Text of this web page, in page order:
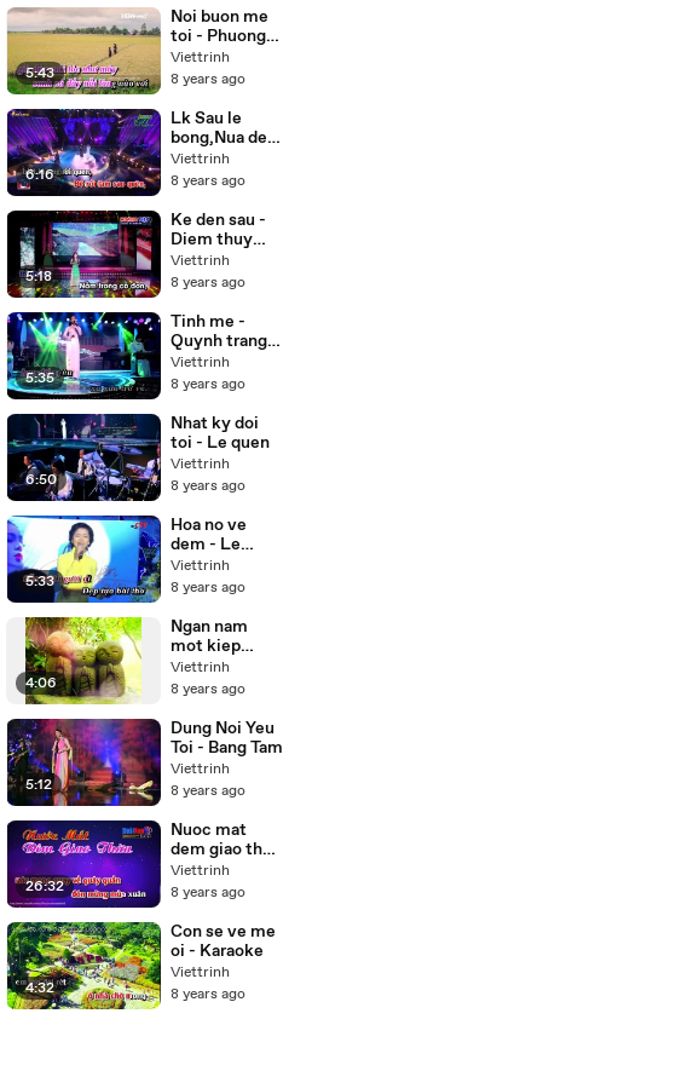
tiếng 55 tập
trọn bộ
5:43
Noi buon me
toi - Phuong
my chi,Thuy
duong Beat
Viettrinh
8 years ago
6:16
Lk Sau le
bong,Nua dem
ngoai pho -
Cong
nhan Karaoke
Viettrinh
8 years ago
5:18
Ke den sau -
Diem thuy
Karaoke
Viettrinh
8 years ago
5:35
Tinh me -
Quynh trang (
Karaoke Beat
)
Viettrinh
8 years ago
6:50
Nhat ky doi
toi - Le quen
Viettrinh
8 years ago
5:33
Hoa no ve
dem - Le
quyen
Karaoke
Viettrinh
8 years ago
4:06
Ngan nam
mot kiep
nguoi
Viettrinh
8 years ago
5:12
Dung Noi Yeu
Toi - Bang Tam
Viettrinh
8 years ago
26:32
Nuoc mat
dem giao thua
- Karaoke
Viettrinh
8 years ago
4:32
Con se ve me
oi - Karaoke
Viettrinh
8 years ago